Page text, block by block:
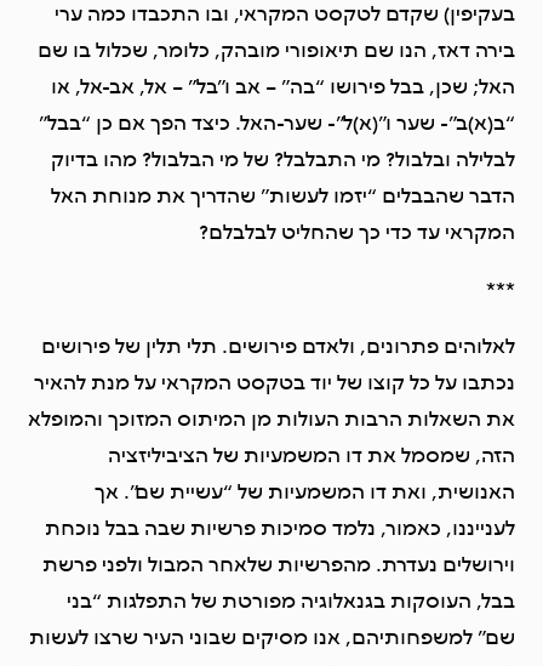
בעקיפין) שקדם לטקסט המקראי, ובו התכבדו כמה ערי
בירה דאז, הנו שם תיאופורי מובהק, כלומר, שכלול בו שם
האל; שכן, בבל פירושו “בה” – אב ו”בל” – אל, אב-אל, או
“ב(א)ב”- שער ו”(א)ל”- שער-האל. כיצד הפך אם כן “בבל”
לבלילה ובלבול? מי התבלבל? של מי הבלבול? מהו בדיוק
הדבר שהבבלים “יזמו לעשות” שהדריך את מנוחת האל
המקראי עד כדי כך שהחליט לבלבלם?
***
לאלוהים פתרונים, ולאדם פירושים. תלי תלין של פירושים
נכתבו על כל קוצו של יוד בטקסט המקראי על מנת להאיר
את השאלות הרבות העולות מן המיתוס המזוכך והמופלא
הזה, שמסמל את דו המשמעיות של הציביליזציה
האנושית, ואת דו המשמעיות של “עשיית שם”. אך
לענייננו, כאמור, נלמד סמיכות פרשיות שבה בבל נוכחת
וירושלים נעדרת. מהפרשיות שלאחר המבול ולפני פרשת
בבל, העוסקות בגנאלוגיה מפורטת של התפלגות “בני
שם” למשפחותיהם, אנו מסיקים שבוני העיר שרצו לעשות